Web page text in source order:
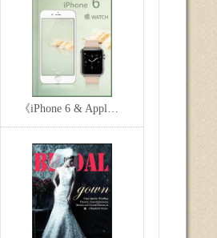
《iPhone 6 & Appl…